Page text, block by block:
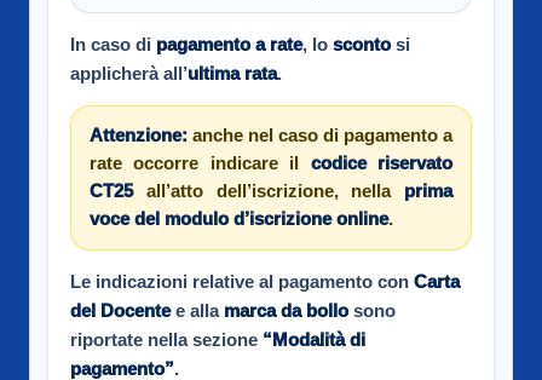
In caso di pagamento a rate, lo scontosi
applicherà all’ultima rata.
Attenzione: anche nel caso di pagamento a
rate occorre indicare il codice riservato
CT25all’atto dell’iscrizione, nella prima
voce del modulo d’iscrizione online.
Le indicazioni relative al pagamento con Carta
del Docentee alla marca da bollosono
riportate nella sezione “Modalità di
pagamento”.